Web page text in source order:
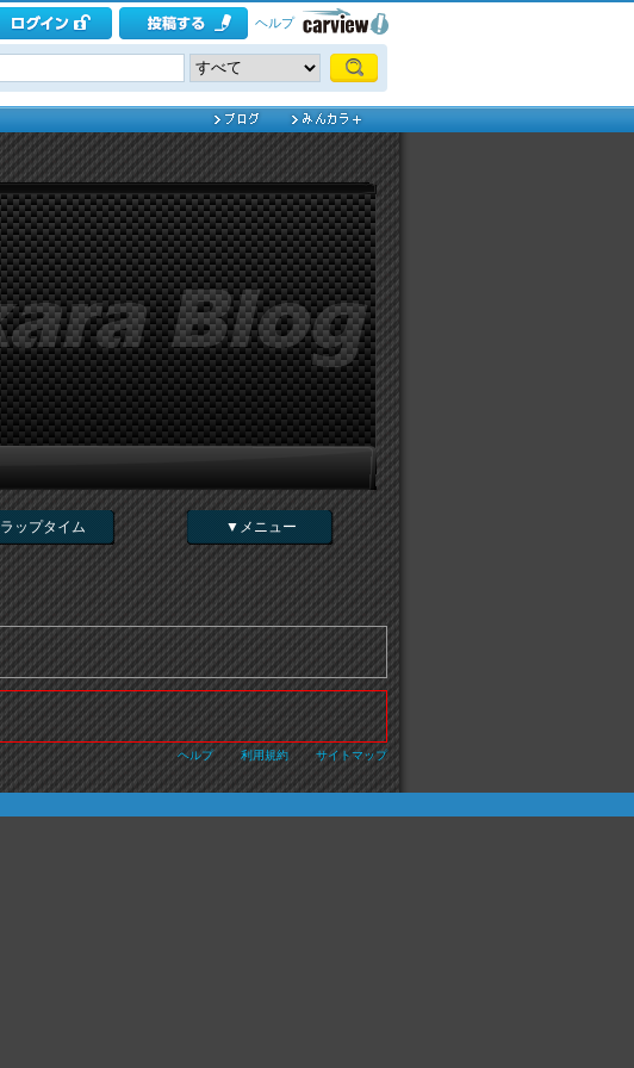
ヘルプ
ラップタイム ▼メニュー
ヘルプ・・利用規約 ・・ サイトマップ